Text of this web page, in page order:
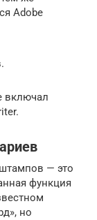
Adobe
включал
— это
функция
но